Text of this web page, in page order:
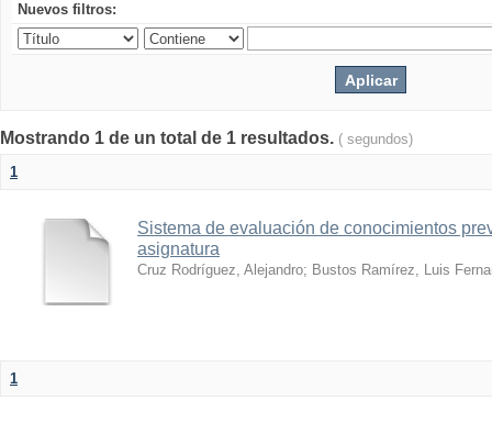
Nuevos filtros:
Mostrando 1 de un total de 1 resultados. ( segundos)
1
Sistema de evaluación de conocimientos
asignatura
Cruz Rodríguez, Alejandro; Bustos Ramírez, Luis
1